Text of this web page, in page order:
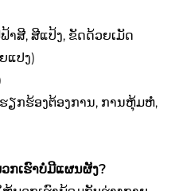
າສີ, ສີແປ້ງ, ຂັດດ້ວຍເມັດ
ແປງ)
ຽກຮ້ອງຕ້ອງການ, ການຫຸ້ມຫໍ່,
ກເຮົາບໍ່ມີແຜນຜັງ?